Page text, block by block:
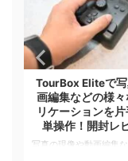
TourBox Eliteで
画編集などの様
リケーションを
単操作！開封レ
写真の現像や動画編集